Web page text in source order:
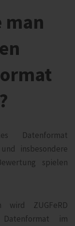
man
Datenformat
insbesondere
spielen
wird ZUGFeRD
im